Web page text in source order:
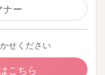
ー
せください
こちら